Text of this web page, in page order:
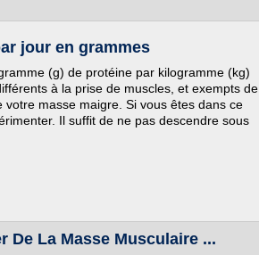
jour en grammes
(g) de protéine par kilogramme (kg)
à la prise de muscles, et exempts de
masse maigre. Si vous êtes dans ce
Il suffit de ne pas descendre sous
De La Masse Musculaire ...